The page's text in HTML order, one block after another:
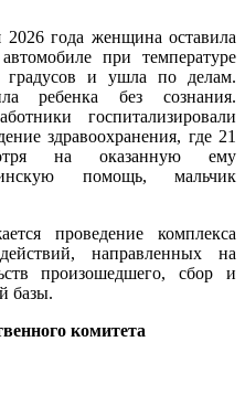
года женщина оставила
при температуре
и ушла по делам.
ребенка без сознания.
госпитализировали
здравоохранения, где 21
на оказанную ему
помощь, мальчик
проведение комплекса
направленных на
произошедшего, сбор и
базы.
комитета